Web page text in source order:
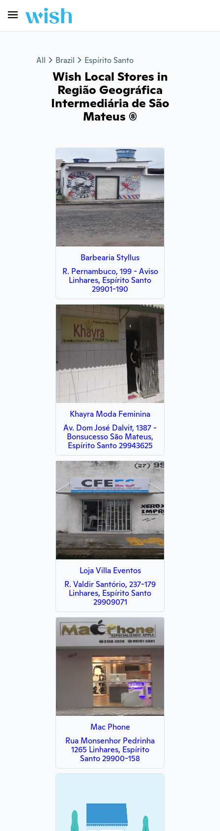
All Brazil Espírito Santo
Wish Local Stores in
Região Geográfica
Intermediária de São
Mateus (8)
Barbearia Styllus
R. Pernambuco, 199 - Aviso
Linhares, Espírito Santo
29901-190
Khayra Moda Feminina
Av. Dom José Dalvit, 1387 -
Bonsucesso São Mateus,
Espírito Santo 29943625
Loja Villa Eventos
R. Valdir Santório, 237-179
Linhares, Espírito Santo
29909071
Mac Phone
Rua Monsenhor Pedrinha
1265 Linhares, Espírito
Santo 29900-158